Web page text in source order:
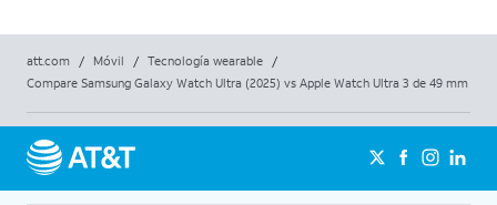
att.com / Móvil / Tecnología wearable
/
Compare Samsung Galaxy Watch Ultra (2025) vs Apple Watch Ultra 3 de 49 mm